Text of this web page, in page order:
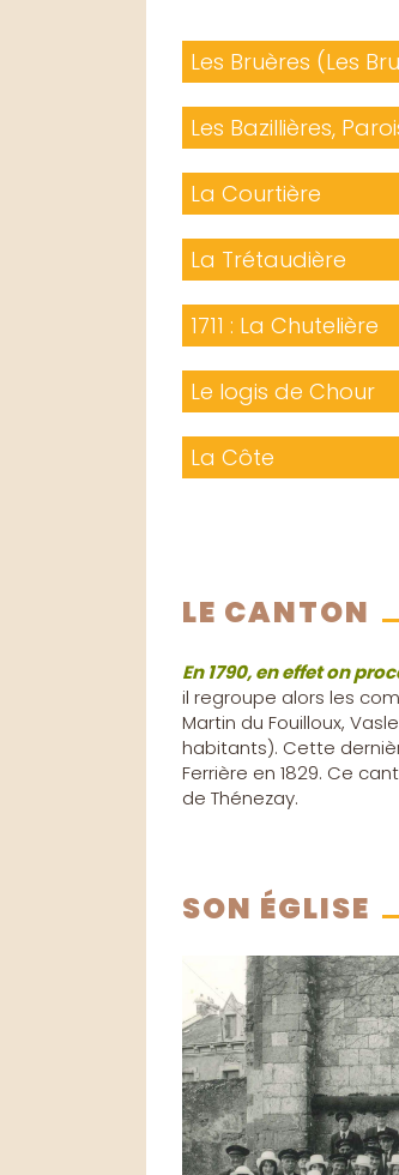
Les Bruères (Les
Les Bazillières,
La Courtière
La Trétaudière
1711 : La Chutelière
Le logis de Chour
La Côte
LE CANTON
En 1790, en effet on
il regroupe alors les
Martin du Fouilloux,
habitants). Cette
Ferrière en 1829. Ce
de Thénezay.
SON ÉGLISE